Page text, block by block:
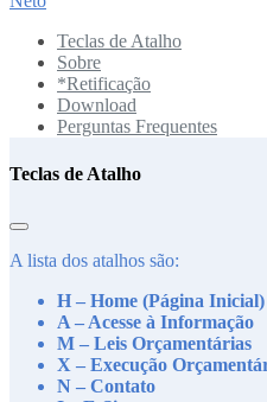
Teclas de Atalho
Sobre
*Retificação
Download
Perguntas Frequentes
Teclas de Atalho
A lista dos atalhos são:
H – Home (Página Inicial)
A – Acesse à Informação
M – Leis Orçamentárias
X – Execução
N – Contato